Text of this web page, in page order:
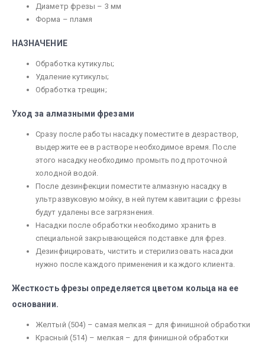
Диаметр фрезы – 3 мм
Форма – пламя
НАЗНАЧЕНИЕ
Обработка кутикулы;
Удаление кутикулы;
Обработка трещин;
Уход за алмазными фрезами
Сразу после работы насадку поместите в дезраствор,
выдержите ее в растворе необходимое время. После
этого насадку необходимо промыть под проточной
холодной водой.
После дезинфекции поместите алмазную насадку в
ультразвуковую мойку, в ней путем кавитации с фрезы
будут удалены все загрязнения.
Насадки после обработки необходимо хранить в
специальной закрывающейся подставке для фрез.
Дезинфицировать, чистить и стерилизовать насадки
нужно после каждого применения и каждого клиента.
Жесткость фрезы определяется цветом кольца на ее
основании.
Желтый (504) – самая мелкая – для финишной обработки
Красный (514) – мелкая – для финишной обработки